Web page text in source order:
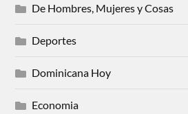
De Hombres, Mujeres y Cosas
Deportes
Dominicana Hoy
Economia